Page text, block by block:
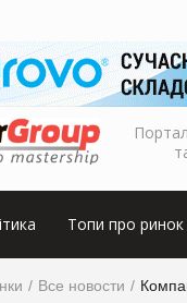
Топи про ринок
Все новости